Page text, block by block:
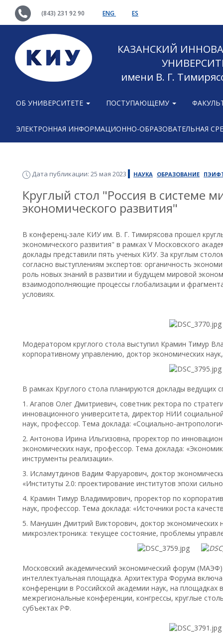
(843) 231 92 90 ENG ES
КАЗАНСКИЙ
имени В. Г.
ОБ УНИВЕРСИТЕТЕ ПОСТУПАЮЩЕМУ
ЭЛЕКТРОННАЯ ИНФОРМАЦИОННО-ОБРАЗОВАТЕЛЬНАЯ
Дата публикации: 25 мая 2023 НАУКА ОБРАЗОВАНИЕ
Круглый стол "Россия в системе
экономического развития"
В конференц-зале КИУ им. В. Г. Тимирясова прошел
экономического развития" в рамках V Московского
доклады представили пять ученых КИУ. За круглым
согласно выступлениям экспертов: органичность
роль новых знаний в развитии и будущем мировой
взаимодополняющие процессы глобализации и
условиях.
Модератором круглого стола выступил Крамин Тимур
корпоративному управлению, доктор экономических
В рамках Круглого стола планируются доклады ведущих
1. Агапов Олег Дмитриевич, советник ректора по
инновационного университета, директор НИИ
наук, профессор. Тема доклада: «Социально-
2. Антонова Ирина Ильгизовна, проректор по
экономических наук, профессор. Тема доклада:
инструменты реализации».
3. Исламутдинов Вадим Фаруарович, доктор
«Институты 2.0: проектирование институтов эпохи
4. Крамин Тимур Владимирович, проректор по
наук, профессор. Тема доклада: «Источники роста
5. Манушин Дмитрий Викторович, доктор экономических
микроэлектроника: текущее состояние, проблемы
Московский академический экономический форум
интеллектуальная площадка. Архитектура Форума
конференции в Российской академии наук, на
межрегиональные конференции, конгрессы, круглые
субъектах РФ.